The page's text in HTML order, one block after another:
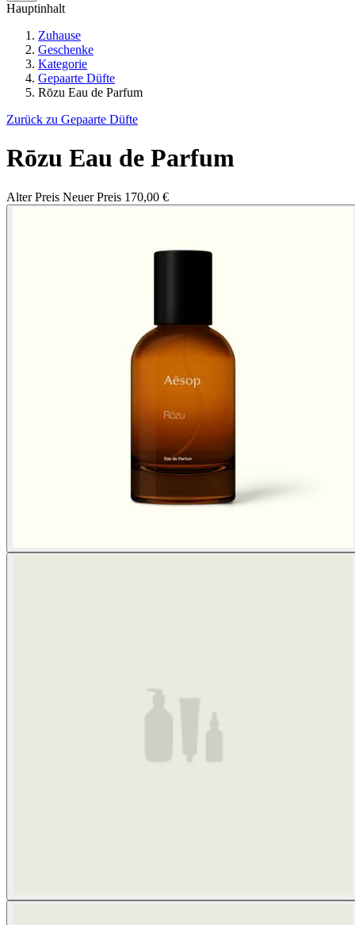
Hauptinhalt
Zuhause
Geschenke
Kategorie
Gepaarte Düfte
Rōzu Eau de Parfum
Zurück zu Gepaarte Düfte
Rōzu Eau de Parfum
Alter Preis Neuer Preis 170,00 €